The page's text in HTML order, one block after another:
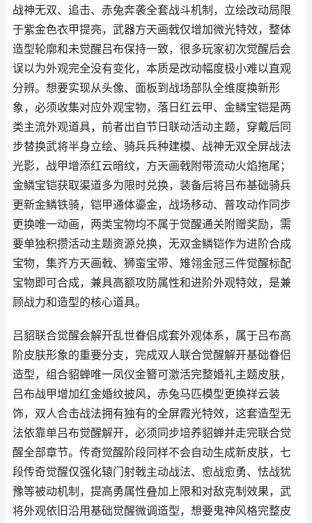
战神无双、追击、赤兔奔袭全套战斗机制，立绘改动局限
于紫金色衣甲提亮，武器方天画戟仅增加微光特效，整体
造型轮廓和未觉醒吕布保持一致，很多玩家初次觉醒后会
误以为外观完全没有变化，本质是改动幅度极小难以直观
分辨。想要实现从头像、面板到战场部队全维度换新形
象，必须收集对应外观宝物，落日红云甲、金鳞宝铠是两
类主流外观道具，前者出自节日联动活动主题，穿戴后同
步替换武将半身立绘、骑兵兵种建模、战神无双全屏战法
光影，战甲增添红云暗纹，方天画戟附带流动火焰拖尾；
金鳞宝铠获取渠道多为限时兑换，装备后将吕布基础骑兵
更新金鳞铁骑，铠甲通体鎏金，战场移动、普攻动作同步
更换唯一动画，两类宝物均不属于觉醒通关附赠奖励，需
要单独积攒活动主题资源兑换，无双金鳞铠作为进阶合成
宝物，集齐方天画戟、狮蛮宝带、雉翎金冠三件觉醒标配
宝物即可合成，兼具高额攻防属性和进阶外观特效，是兼
顾战力和造型的核心道具。
吕貂联合觉醒会解开乱世眷侣成套外观体系，属于吕布高
阶皮肤形象的重要分支，完成双人联合觉醒解开基础眷侣
造型，组合貂蝉唯一凤仪金簪可激活完整婚礼主题皮肤，
吕布战甲增加红金婚纹披风，赤兔马匹模型更换祥云装
饰，双人合击战法拥有独有的全屏霞光特效，这套造型无
法依靠单吕布觉醒解开，必须同步培养貂蝉并走完联合觉
醒全部章节。传奇觉醒阶段同样不会自动生成新皮肤，七
段传奇觉醒仅强化辕门射戟主动战法、愈战愈勇、怯战犹
豫等被动机制，提高勇属性叠加上限和对敌克制效果，武
将外观依旧沿用基础觉醒微调造型，想要鬼神风格完整皮